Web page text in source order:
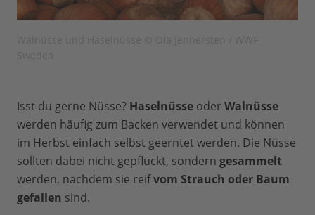
Isst du gerne Nüsse? Haselnüsse oder Walnüsse
werden häufig zum Backen verwendet und können
im Herbst einfach selbst geerntet werden. Die Nüsse
sollten dabei nicht gepflückt, sondern gesammelt
werden, nachdem sie reifvom Strauch oder Baum
gefallen sind.